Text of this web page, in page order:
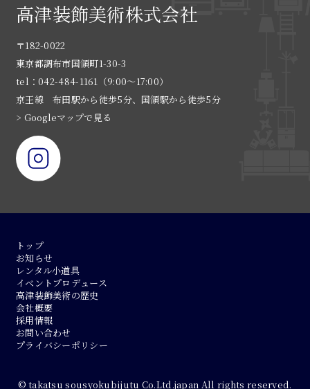
高津装飾美術株式会社
〒182-0022
東京都調布市国領町1-30-3
tel：042-484-1161（9:00〜17:00）
京王線 布田駅から徒歩5分、国領駅から徒歩5分
> Googleマップで見る
トップ
お知らせ
レンタル小道具
イベントプロデュース
高津装飾美術の歴史
会社概要
採用情報
お問い合わせ
プライバシーポリシー
© takatsu sousyokubijutu Co.Ltd.japan All rights reserved.